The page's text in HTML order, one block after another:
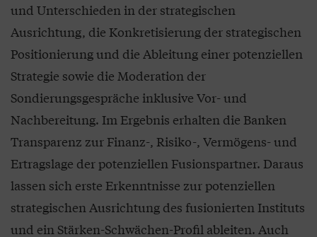
und Unterschieden in der strategischen
Ausrichtung, die Konkretisierung der strategischen
Positionierung und die Ableitung einer potenziellen
Strategie sowie die Moderation der
Sondierungsgespräche inklusive Vor- und
Nachbereitung. Im Ergebnis erhalten die Banken
Transparenz zur Finanz-, Risiko-, Vermögens- und
Ertragslage der potenziellen Fusionspartner. Daraus
lassen sich erste Erkenntnisse zur potenziellen
strategischen Ausrichtung des fusionierten Instituts
und ein Stärken-Schwächen-Profil ableiten. Auch